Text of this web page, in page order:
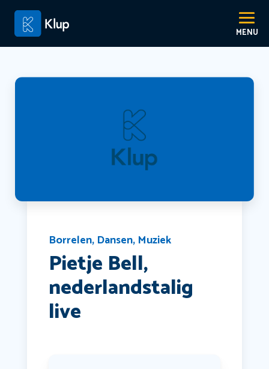
Borrelen, Dansen, Muziek
Pietje Bell,
nederlandstalig
live